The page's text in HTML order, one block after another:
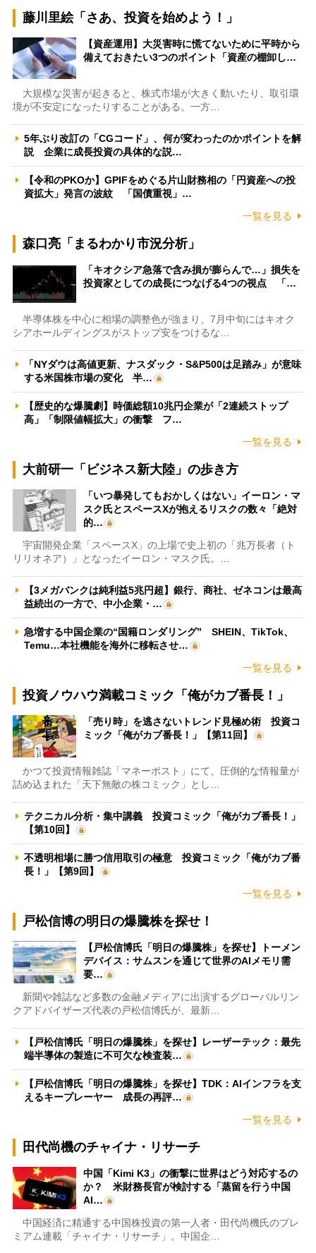
藤川里絵「さあ、投資を始めよう！」
【資産運用】大災害時に慌てないために平時から
備えておきたい3つのポイント「資産の棚卸し…
大規模な災害が起きると、株式市場が大きく動いたり、取引環
境が不安定になったりすることがある。一方…
5年ぶり改訂の「CGコード」、何が変わったのかポイントを解
説 企業に成長投資の具体的な説…
【令和のPKOか】GPIFをめぐる片山財務相の「円資産への投
資拡大」発言の波紋 「国債重視」…
一覧を見る
森口亮「まるわかり市況分析」
「キオクシア急落で含み損が膨らんで…」損失を
投資家としての成長につなげる4つの視点 「…
半導体株を中心に相場の調整色が強まり、7月中旬にはキオク
シアホールディングスがストップ安をつけるな…
「NYダウは高値更新、ナスダック・S&P500は足踏み」が意味
する米国株市場の変化 半…
【歴史的な爆騰劇】時価総額10兆円企業が「2連続ストップ
高」「制限値幅拡大」の衝撃 フ…
一覧を見る
大前研一「ビジネス新大陸」の歩き方
「いつ暴発してもおかしくはない」イーロン・マ
スク氏とスペースXが抱えるリスクの数々「絶対
的…
宇宙開発企業「スペースX」の上場で史上初の「兆万長者（ト
リリオネア）」となったイーロン・マスク氏。…
【3メガバンクは純利益5兆円超】銀行、商社、ゼネコンは最高
益続出の一方で、中小企業・…
急増する中国企業の“国籍ロンダリング” SHEIN、TikTok、
Temu…本社機能を海外に移転させ…
一覧を見る
投資ノウハウ満載コミック「俺がカブ番長！」
「売り時」を逃さないトレンド見極め術 投資コ
ミック「俺がカブ番長！」【第11回】
かつて投資情報雑誌「マネーポスト」にて、圧倒的な情報量が
詰め込まれた「天下無敵の株コミック」とし…
テクニカル分析・集中講義 投資コミック「俺がカブ番長！」
【第10回】
不透明相場に勝つ信用取引の極意 投資コミック「俺がカブ番
長！」【第9回】
一覧を見る
戸松信博の明日の爆騰株を探せ！
【戸松信博氏「明日の爆騰株」を探せ】トーメン
デバイス：サムスンを通じて世界のAIメモリ需
要…
新聞や雑誌など多数の金融メディアに出演するグローバルリン
クアドバイザーズ代表の戸松信博氏が、最新…
【戸松信博氏「明日の爆騰株」を探せ】レーザーテック：最先
端半導体の製造に不可欠な検査装…
【戸松信博氏「明日の爆騰株」を探せ】TDK：AIインフラを支
えるキープレーヤー 成長の再評…
一覧を見る
田代尚機のチャイナ・リサーチ
中国「Kimi K3」の衝撃に世界はどう対応するの
か？ 米財務長官が検討する「蒸留を行う中国
AI…
中国経済に精通する中国株投資の第一人者・田代尚機氏のプレ
ミアム連載「チャイナ・リサーチ」。中国企…